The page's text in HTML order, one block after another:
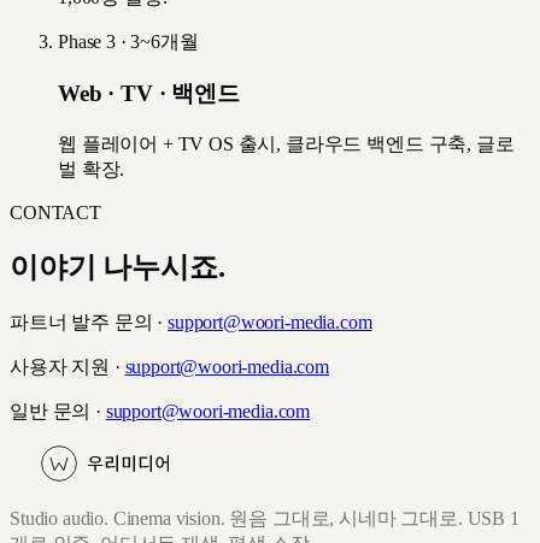
Phase 3·3~6개월
Web · TV · 백엔드
웹 플레이어 + TV OS 출시, 클라우드 백엔드 구축, 글로
벌 확장.
CONTACT
이야기 나누시죠.
파트너 발주 문의 ·support@woori-media.com
사용자 지원 · support@woori-media.com
일반 문의 · support@woori-media.com
Studio audio. Cinema vision. 원음 그대로, 시네마 그대로. USB 1